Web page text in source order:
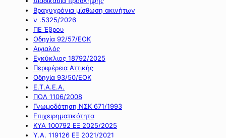
Βραχυχρόνια μίσθωση ακινήτων
ν .5325/2026
ΠΕ Έβρου
Οδηγία 92/57/ΕΟΚ
Αιγιαλός
Εγκύκλιος 18792/2025
Περιφέρεια Αττικής
Οδηγία 93/50/ΕΟΚ
Ε.Τ.Α.Ε.Α.
ΠΟΛ 1106/2008
Γνωμοδότηση ΝΣΚ 671/1993
Επιχειρηματικότητα
ΚΥΑ 100792 ΕΞ 2025/2025
Υ.Α. 119126 ΕΞ 2021/2021